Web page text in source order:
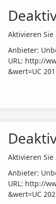
Aktivieren
Anbieter:
URL: http://
&wert=UC 201
Aktivieren
Anbieter:
URL: http://
&wert=UC 202